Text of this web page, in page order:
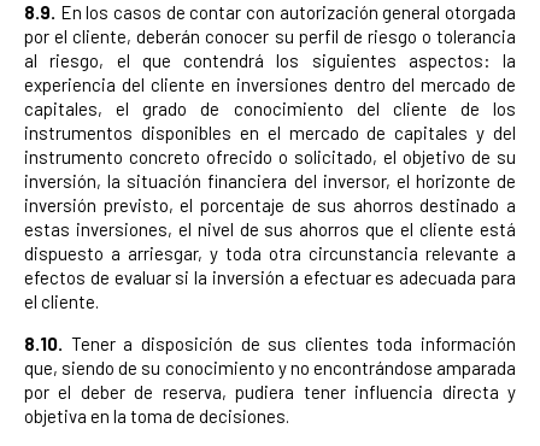
8.9. En los casos de contar con autorización general otorgada
por el cliente, deberán conocer su perfil de riesgo o tolerancia
al riesgo, el que contendrá los siguientes aspectos: la
experiencia del cliente en inversiones dentro del mercado de
capitales, el grado de conocimiento del cliente de los
instrumentos disponibles en el mercado de capitales y del
instrumento concreto ofrecido o solicitado, el objetivo de su
inversión, la situación financiera del inversor, el horizonte de
inversión previsto, el porcentaje de sus ahorros destinado a
estas inversiones, el nivel de sus ahorros que el cliente está
dispuesto a arriesgar, y toda otra circunstancia relevante a
efectos de evaluar si la inversión a efectuar es adecuada para
el cliente.
8.10. Tener a disposición de sus clientes toda información
que, siendo de su conocimiento y no encontrándose amparada
por el deber de reserva, pudiera tener influencia directa y
objetiva en la toma de decisiones.